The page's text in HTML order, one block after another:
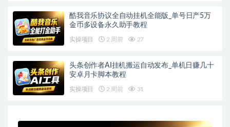
酷我音乐协议全自动挂机全能版_单号日产5万
金币多设备永久助手教程
实操项目 2 周前 27
头条创作者AI挂机搬运自动发布_单机日赚几十
安卓月卡脚本教程
实操项目 2 周前 31